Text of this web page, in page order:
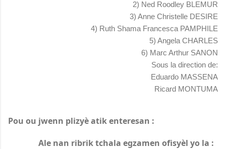
2) Ned Roodley BLEMUR
3) Anne Christelle DESIRE
4) Ruth Shama Francesca PAMPHILE
5) Angela CHARLES
6) Marc Arthur SANON
Sous la direction de:
Eduardo MASSENA
Ricard MONTUMA
Pou ou jwenn plizyè atik enteresan :
Ale nan ribrik tchala egzamen ofisyèl yo la :